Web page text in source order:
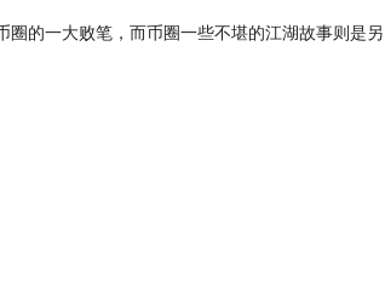
的一大败笔，而币圈一些不堪的江湖故事则是另